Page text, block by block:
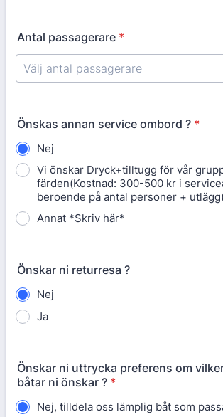
Antal passagerare *
Önskas annan service ombord ? *
Nej
Vi önskar Dryck+tilltugg för vår
färden(Kostnad: 300-500 kr i
beroende på antal personer +
Annat *Skriv här*
Önskar ni returresa ?
Nej
Ja
Önskar ni uttrycka preferens om
båtar ni önskar ? *
Nej, tilldela oss lämplig båt som